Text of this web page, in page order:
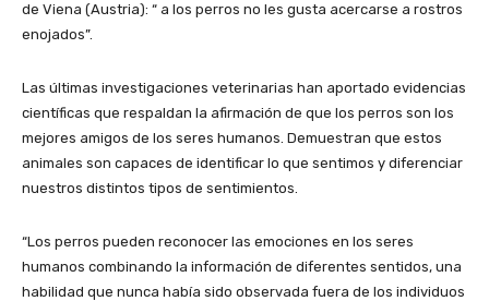
de Viena (Austria): “ a los perros no les gusta acercarse a rostros
enojados”.
Las últimas investigaciones veterinarias han aportado evidencias
científicas que respaldan la afirmación de que los perros son los
mejores amigos de los seres humanos. Demuestran que estos
animales son capaces de identificar lo que sentimos y diferenciar
nuestros distintos tipos de sentimientos.
“Los perros pueden reconocer las emociones en los seres
humanos combinando la información de diferentes sentidos, una
habilidad que nunca había sido observada fuera de los individuos